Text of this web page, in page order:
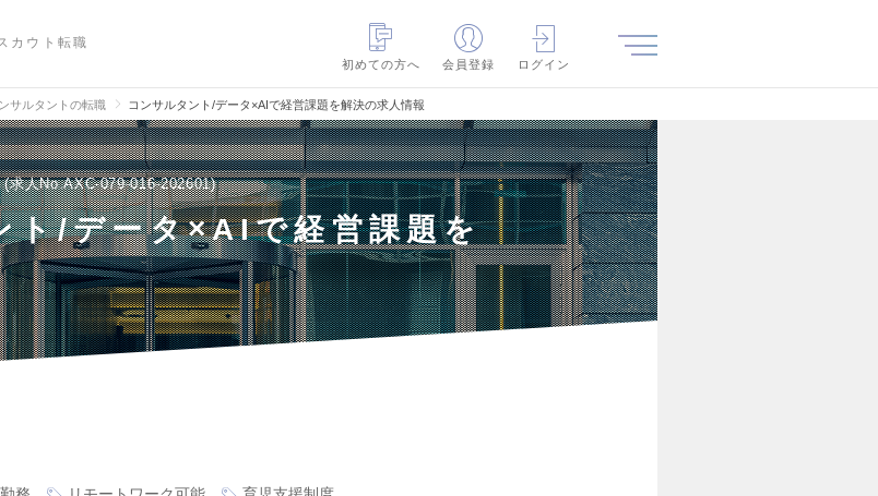
カウト転職
初めての方へ
会員登録 ログイン
サルタントの転職 コンサルタント/データ×AIで経営課題を解決の求人情報
求人No.AXC-079-016-202601
ト/データ×AIで経営課題を